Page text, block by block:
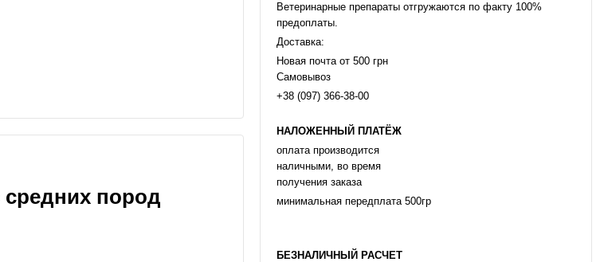
пород
Ветеринарные препараты отгружаются по факту 100%
предоплаты.
Доставка:
Новая почта от 500 грн
Самовывоз
+38 (097) 366-38-00
НАЛОЖЕННЫЙ ПЛАТЁЖ
оплата производится
наличными, во время
получения заказа
минимальная передплата 500гр
БЕЗНАЛИЧНЫЙ РАСЧЕТ